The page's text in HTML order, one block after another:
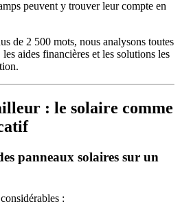
peuvent y trouver leur compte en
de 2 500 mots, nous analysons toutes
aides financières et les solutions les
: le solaire comme
panneaux solaires sur un
: